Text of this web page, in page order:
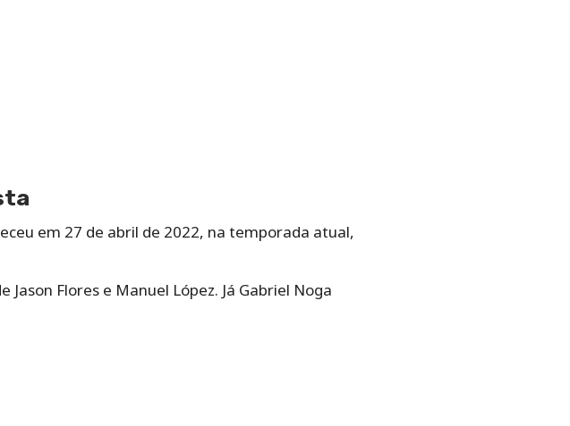
em 27 de abril de 2022, na temporada atual,
Flores e Manuel López. Já Gabriel Noga